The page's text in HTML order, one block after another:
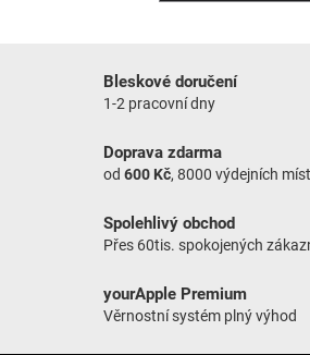
Bleskové doručení
1-2 pracovní dny
Doprava zdarma
od 600 Kč, 8000 výdejních míst
Spolehlivý obchod
Přes 60tis. spokojených
yourApple Premium
Věrnostní systém plný výhod